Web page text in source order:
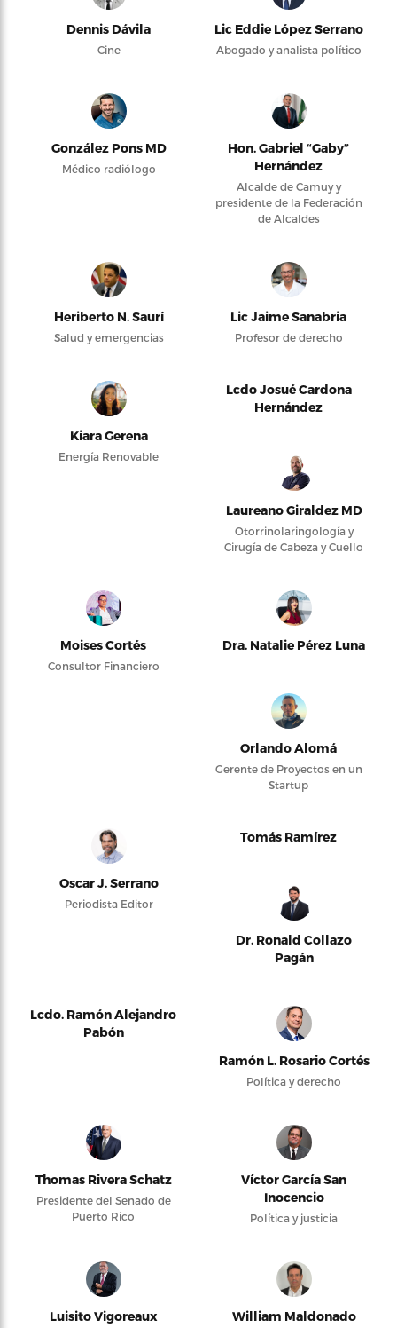
Dennis Dávila
Cine
Lic Eddie López Serrano
Abogado y analista político
González Pons MD
Médico radiólogo
Hon. Gabriel “Gaby”
Hernández
Alcalde de Camuy y
presidente de la Federación
de Alcaldes
Heriberto N. Saurí
Salud y emergencias
Lic Jaime Sanabria
Profesor de derecho
Kiara Gerena
Energía Renovable
Lcdo Josué Cardona
Hernández
Laureano Giraldez MD
Otorrinolaringología y
Cirugía de Cabeza y Cuello
Moises Cortés
Consultor Financiero
Dra. Natalie Pérez Luna
Orlando Alomá
Gerente de Proyectos en un
Startup
Oscar J. Serrano
Periodista Editor
Tomás Ramírez
Dr. Ronald Collazo
Pagán
Lcdo. Ramón Alejandro
Pabón
Ramón L. Rosario Cortés
Política y derecho
Thomas Rivera Schatz
Presidente del Senado de
Puerto Rico
Víctor García San
Inocencio
Política y justicia
Luisito Vigoreaux William Maldonado